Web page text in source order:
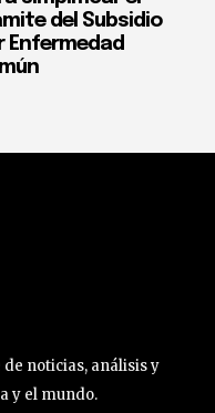
del Subsidio
Enfermedad
noticias, análisis y
y el mundo.